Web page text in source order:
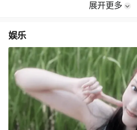
展开更多
娱乐